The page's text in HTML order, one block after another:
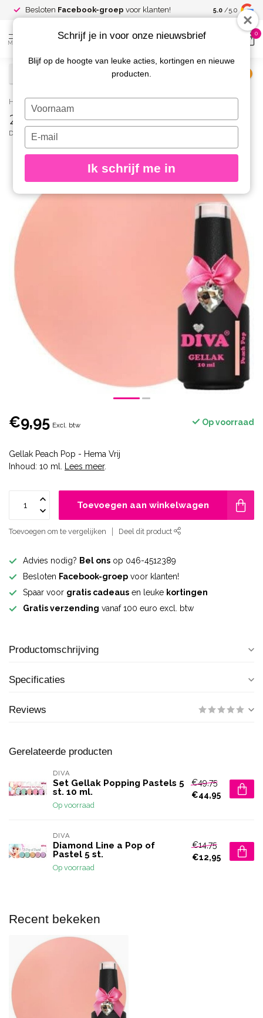
Besloten Facebook-groep voor klanten! Spaar voor
kortingen
5.0 /5.0
MENU
0
Home / 226 Gellak Peach Pop 10 ml.
226 Gellak Peach Pop 10 ml.
DIVA
€9,95 Excl. btw Op voorraad
Gellak Peach Pop - Hema Vrij
Inhoud: 10 ml.
Lees meer.
Toevoegen aan winkelwagen
Toevoegen om te vergelijken Deel dit product
Advies nodig? Bel ons op 046-4512389
Besloten Facebook-groep voor klanten!
Spaar voor gratis cadeaus en leuke kortingen
Gratis verzending vanaf 100 euro excl. btw
Productomschrijving
Specificaties
Reviews
Gerelateerde producten
DIVA
Set Gellak Popping Pastels 5
st. 10 ml.
Op voorraad
€49,75
€44,95
DIVA
Diamond Line a Pop of
Pastel 5 st.
Op voorraad
€14,75
€12,95
Recent bekeken
Schrijf je in voor onze nieuwsbrief
Blijf op de hoogte van leuke acties, kortingen en nieuwe
producten.
Typ
je
naam
Typ
je
e-
in
Ik schrijf me in